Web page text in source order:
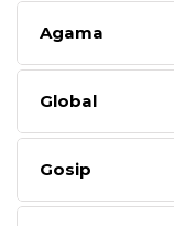
Agama
Global
Gosip